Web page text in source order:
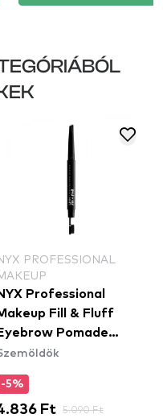
PROFESSIONAL
Professional
Fill & Fluff
Pomade
- Clear
-5%
Ft 5.090 Ft